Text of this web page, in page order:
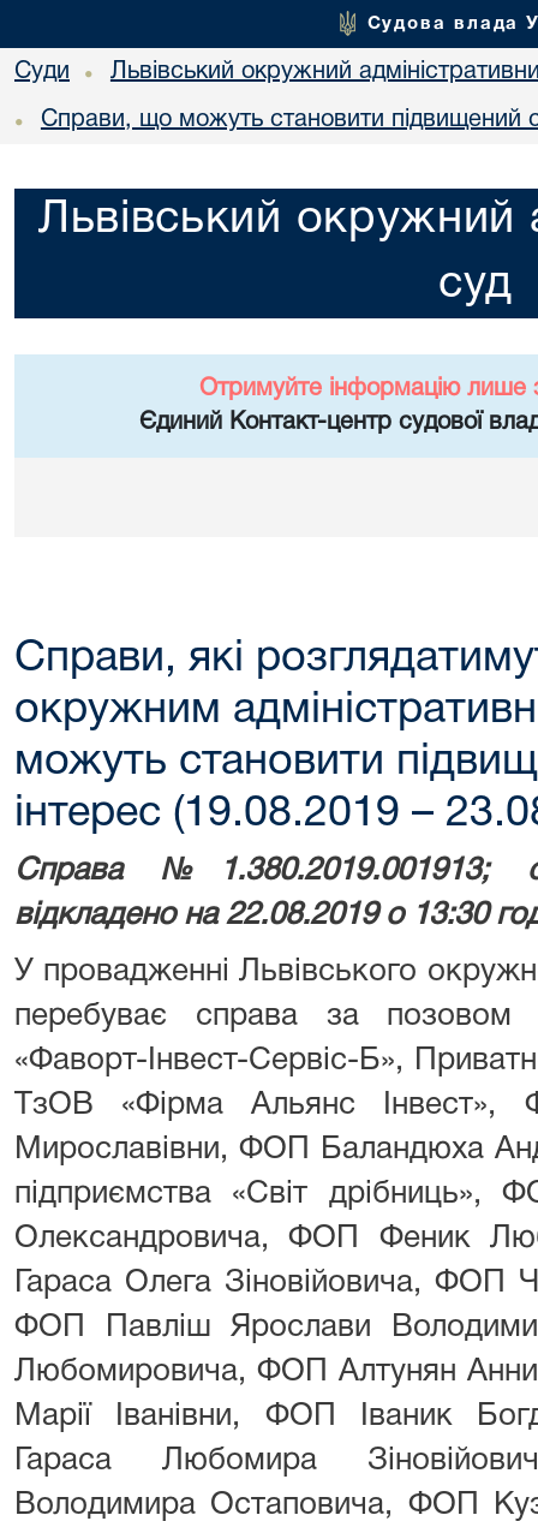
Судова влада
Суди • Львівський окружний
• Справи, що можуть становити підвищений
Львівський окружний
суд
Отримуйте інформацію лише
Єдиний Контакт-центр судової
Справи, які
окружним
можуть становити
інтерес (19.08.2019 –
Справа №1.380.2019.001913;
відкладено на 22.08.2019 о 13:30
У провадженні Львівського
перебуває справа за позовом
«Фаворт-Інвест-Сервіс-Б»,
ТзОВ «Фірма Альянс Інвест»,
Мирославівни, ФОП Баландюха
підприємства «Світ дрібниць»,
Олександровича, ФОП Феник
Гараса Олега Зіновійовича, ФОП
ФОП Павліш Ярослави
Любомировича, ФОП Алтунян Анни
Марії Іванівни, ФОП Іваник
Гараса Любомира
Володимира Остаповича, ФОП